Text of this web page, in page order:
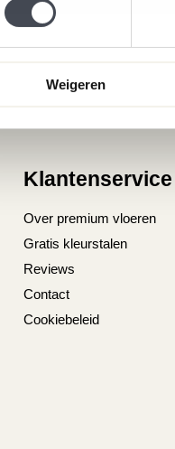
Weigeren
Klantenservice
Over premium vloeren
Gratis kleurstalen
Reviews
Contact
Cookiebeleid